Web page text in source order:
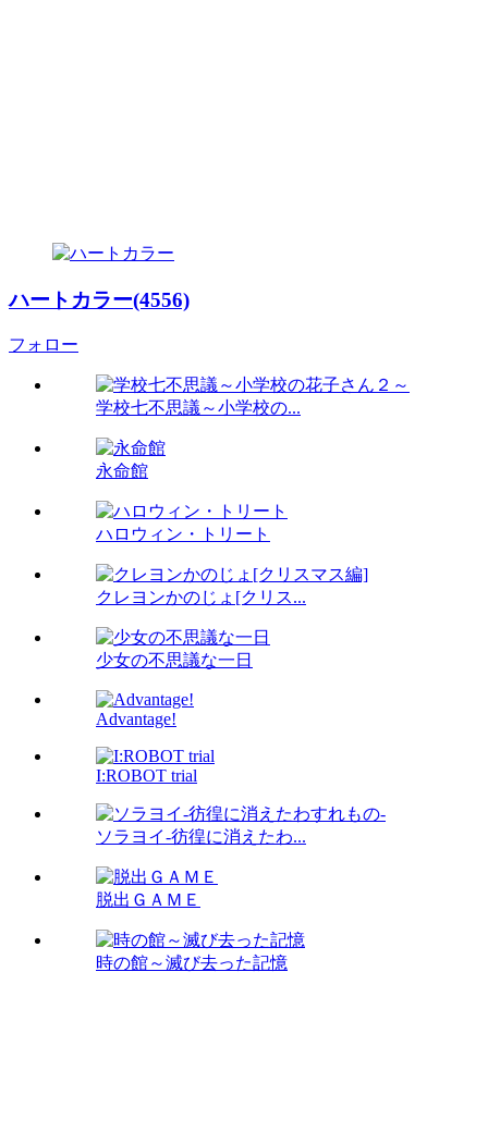
ハートカラー(4556)
フォロー
学校七不思議～小学校の...
永命館
ハロウィン・トリート
クレヨンかのじょ[クリス...
少女の不思議な一日
Advantage!
I:ROBOT trial
ソラヨイ-彷徨に消えたわ...
脱出ＧＡＭＥ
時の館～滅び去った記憶